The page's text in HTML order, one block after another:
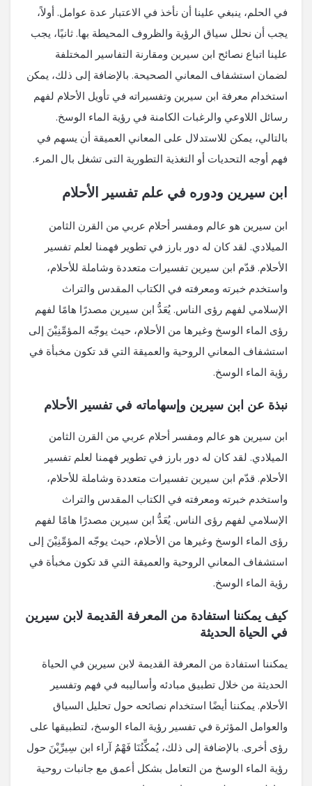
في الحلم، ينبغي علينا أن نأخذ في الاعتبار عدة عوامل. أولاً،
يجب أن نحلل سياق الرؤية والظروف المحيطة بها. ثانيًا، يجب
علينا اتباع نصائح ابن سيرين ومقارنة التفاسير المختلفة
لضمان استشفاف المعاني الصحيحة. بالإضافة إلى ذلك، يمكن
استخدام معرفة ابن سيرين وتفسيراته في تأويل الأحلام لفهم
رسائل اللاوعي والرغبات الكامنة في رؤية الماء الوسخ.
بالتالي، يمكن للاستدلال على المعاني العميقة أن يسهم في
فهم أوجه التحديات أو التغذية التطورية التى تشغل بال المرء.
ابن سيرين ودوره في علم تفسير الأحلام
ابن سيرين هو عالم ومفسر أحلام عربي من القرن الثامن
الميلادي. لقد كان له دور بارز في تطوير فهمنا لعلم تفسير
الأحلام. قدّم ابن سيرين تفسيرات متعددة وشاملة للأحلام،
واستخدم خبرته ومعرفته في الكتاب المقدس والتراث
الإسلامي لفهم رؤى الناس. يُعَدُّ ابن سيرين مصدرًا هامًا لفهم
رؤى الماء الوسخ وغيرها من الأحلام، حيث يوجّه المؤمِّنِيْنَ إلى
استشفاف المعاني الروحية والعميقة التي قد تكون مخبأة في
رؤية الماء الوسخ.
نبذة عن ابن سيرين وإسهاماته في تفسير الأحلام
ابن سيرين هو عالم ومفسر أحلام عربي من القرن الثامن
الميلادي. لقد كان له دور بارز في تطوير فهمنا لعلم تفسير
الأحلام. قدّم ابن سيرين تفسيرات متعددة وشاملة للأحلام،
واستخدم خبرته ومعرفته في الكتاب المقدس والتراث
الإسلامي لفهم رؤى الناس. يُعَدُّ ابن سيرين مصدرًا هامًا لفهم
رؤى الماء الوسخ وغيرها من الأحلام، حيث يوجّه المؤمِّنِيْنَ إلى
استشفاف المعاني الروحية والعميقة التي قد تكون مخبأة في
رؤية الماء الوسخ.
كيف يمكننا استفادة من المعرفة القديمة لابن سيرين
في الحياة الحديثة
يمكننا استفادة من المعرفة القديمة لابن سيرين في الحياة
الحديثة من خلال تطبيق مبادئه وأساليبه في فهم وتفسير
الأحلام. يمكننا أيضًا استخدام نصائحه حول تحليل السياق
والعوامل المؤثرة في تفسير رؤية الماء الوسخ، لتطبيقها على
رؤى أخرى. بالإضافة إلى ذلك، يُمكِّنُنَا فَهْمُ آراء ابن سِيرِّيْنَ حول
رؤية الماء الوسخ من التعامل بشكل أعمق مع جانبات روحية